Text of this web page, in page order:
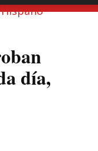
día,